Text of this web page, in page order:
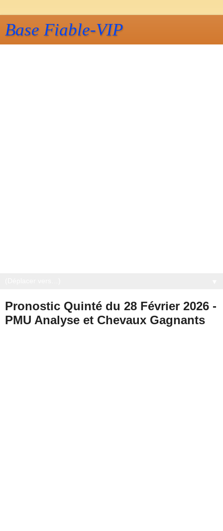
Base Fiable-VIP
Pronostic Quinté du 28 Février 2026 -
PMU Analyse et Chevaux Gagnants